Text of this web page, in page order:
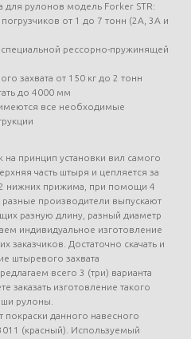
для рулонов модель Forker STR:
от 1 до 7 тонн (2A, 3A и
специальной рессорно-пружинящей
захвата от 150 кг до 2 тонн
до 4000 мм
все необходимые
принцип установки вил самого
часть штыря и цепляется за
2 нижних прижима, при помощи 4
разные производители выпускают
разную длину, разный диаметр
индивидуальное изготовление
заказчиков. Достаточно скачать и
штыревого захвата
всего 3 (три) варианта
изготовление такого
рулоны.
покраски данного навесного
(красный). Используемый